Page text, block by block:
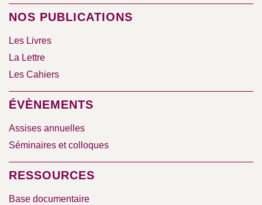
NOS PUBLICATIONS
Les Livres
La Lettre
Les Cahiers
ÉVÈNEMENTS
Assises annuelles
Séminaires et colloques
RESSOURCES
Base documentaire